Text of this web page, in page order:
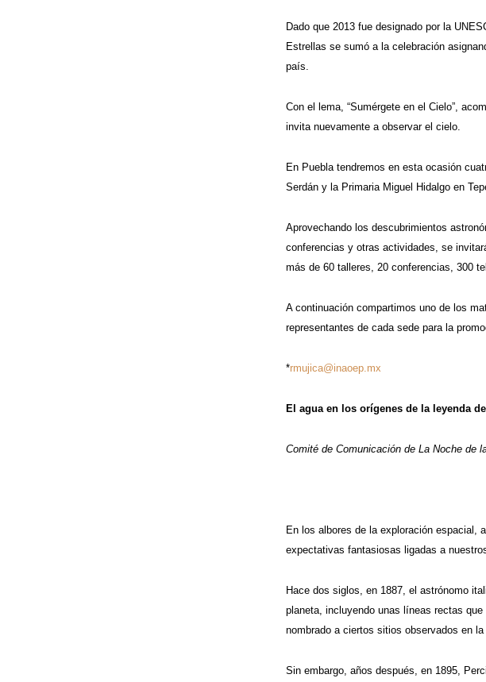
Dado que 2013 fue designado por la
Estrellas se sumó a la celebración
país.
Con el lema, “Sumérgete en el Cielo”,
invita nuevamente a observar el cielo.
En Puebla tendremos en esta ocasión
Serdán y la Primaria Miguel Hidalgo en
Aprovechando los descubrimientos
conferencias y otras actividades, se
más de 60 talleres, 20 conferencias, 300
A continuación compartimos uno de los
representantes de cada sede para la
*rmujica@inaoep.mx
El agua en los orígenes de la leyenda
Comité de Comunicación de La Noche de
En los albores de la exploración espacial,
expectativas fantasiosas ligadas a
Hace dos siglos, en 1887, el astrónomo
planeta, incluyendo unas líneas rectas
nombrado a ciertos sitios observados en
Sin embargo, años después, en 1895,